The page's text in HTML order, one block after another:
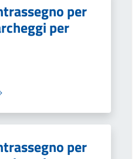
per
per
per